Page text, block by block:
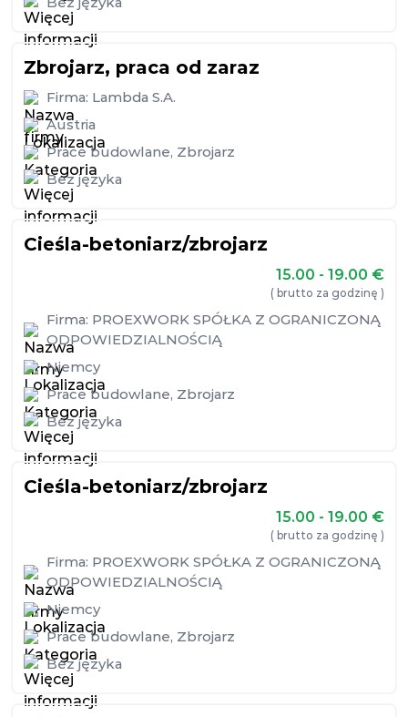
Zbrojarz, praca od zaraz
Firma: Lambda S.A.
Austria
Prace budowlane, Zbrojarz
Bez języka
Cieśla-betoniarz/zbrojarz
15.00 - 19.00 €
( brutto za godzinę )
Firma: PROEXWORK SPÓŁKA Z OGRANICZONĄ
ODPOWIEDZIALNOŚCIĄ
Niemcy
Prace budowlane, Zbrojarz
Bez języka
Cieśla-betoniarz/zbrojarz
15.00 - 19.00 €
( brutto za godzinę )
Firma: PROEXWORK SPÓŁKA Z OGRANICZONĄ
ODPOWIEDZIALNOŚCIĄ
Niemcy
Prace budowlane, Zbrojarz
Bez języka